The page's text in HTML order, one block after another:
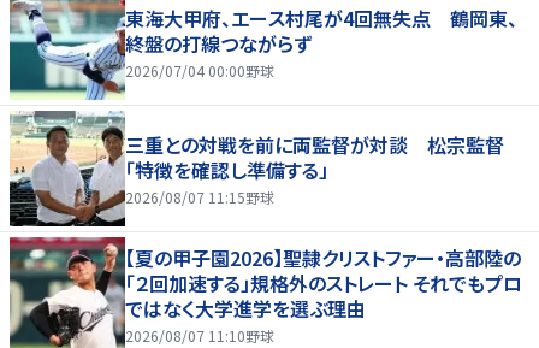
東海大甲府、エース村尾が4回無失点 鶴岡東、
終盤の打線つながらず
2026/07/04 00:00野球
三重との対戦を前に両監督が対談 松宗監督
「特徴を確認し準備する」
2026/08/07 11:15野球
【夏の甲子園2026】聖隷クリストファー・高部陸の
「２回加速する」規格外のストレート それでもプロ
ではなく大学進学を選ぶ理由
2026/08/07 11:10野球